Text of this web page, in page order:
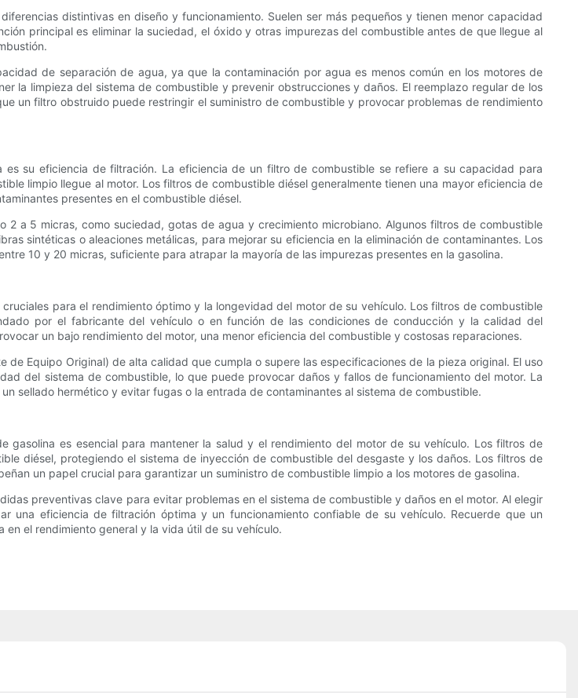
distintivas en diseño y funcionamiento. Suelen ser más pequeños y tienen menor capacidad
principal es eliminar la suciedad, el óxido y otras impurezas del combustible antes de que llegue al
de separación de agua, ya que la contaminación por agua es menos común en los motores de
la limpieza del sistema de combustible y prevenir obstrucciones y daños. El reemplazo regular de los
un filtro obstruido puede restringir el suministro de combustible y provocar problemas de rendimiento
su eficiencia de filtración. La eficiencia de un filtro de combustible se refiere a su capacidad para
limpio llegue al motor. Los filtros de combustible diésel generalmente tienen una mayor eficiencia de
presentes en el combustible diésel.
a 5 micras, como suciedad, gotas de agua y crecimiento microbiano. Algunos filtros de combustible
sintéticas o aleaciones metálicas, para mejorar su eficiencia en la eliminación de contaminantes. Los
10 y 20 micras, suficiente para atrapar la mayoría de las impurezas presentes en la gasolina.
para el rendimiento óptimo y la longevidad del motor de su vehículo. Los filtros de combustible
por el fabricante del vehículo o en función de las condiciones de conducción y la calidad del
un bajo rendimiento del motor, una menor eficiencia del combustible y costosas reparaciones.
Equipo Original) de alta calidad que cumpla o supere las especificaciones de la pieza original. El uso
del sistema de combustible, lo que puede provocar daños y fallos de funcionamiento del motor. La
sellado hermético y evitar fugas o la entrada de contaminantes al sistema de combustible.
es esencial para mantener la salud y el rendimiento del motor de su vehículo. Los filtros de
diésel, protegiendo el sistema de inyección de combustible del desgaste y los daños. Los filtros de
un papel crucial para garantizar un suministro de combustible limpio a los motores de gasolina.
preventivas clave para evitar problemas en el sistema de combustible y daños en el motor. Al elegir
una eficiencia de filtración óptima y un funcionamiento confiable de su vehículo. Recuerde que un
el rendimiento general y la vida útil de su vehículo.